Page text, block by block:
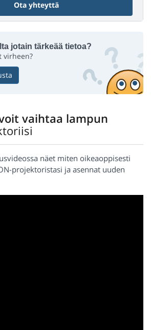
Ota yhteyttä
jotain tärkeää tietoa?
virheen?
vaihtaa lampun
näet miten oikeaoppisesti
projektoristasi ja asennat uuden